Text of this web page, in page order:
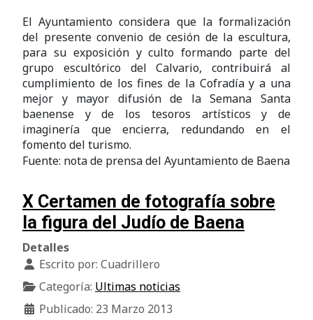
El Ayuntamiento considera que la formalización
del presente convenio de cesión de la escultura,
para su exposición y culto formando parte del
grupo escultórico del Calvario, contribuirá al
cumplimiento de los fines de la Cofradía y a una
mejor y mayor difusión de la Semana Santa
baenense y de los tesoros artísticos y de
imaginería que encierra, redundando en el
fomento del turismo.
Fuente: nota de prensa del Ayuntamiento de Baena
X Certamen de fotografía sobre
la figura del Judío de Baena
Detalles
Escrito por: Cuadrillero
Categoría: Ultimas noticias
Publicado: 23 Marzo 2013